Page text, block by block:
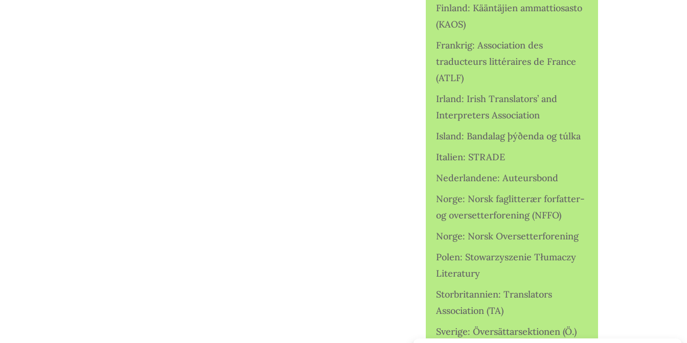
Finland: Kääntäjien ammattiosasto
(KAOS)
Frankrig: Association des
traducteurs littéraires de France
(ATLF)
Irland: Irish Translators’ and
Interpreters Association
Island: Bandalag þýðenda og túlka
Italien: STRADE
Nederlandene: Auteursbond
Norge: Norsk faglitterær forfatter-
og oversetterforening (NFFO)
Norge: Norsk Oversetterforening
Polen: Stowarzyszenie Tłumaczy
Literatury
Storbritannien: Translators
Association (TA)
Sverige: Översättarsektionen (Ö.)